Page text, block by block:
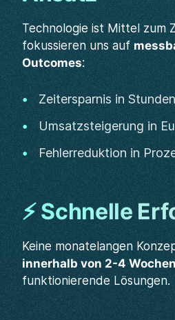
Technologie ist Mittel zum
fokussieren uns auf
Outcomes:
Zeitersparnis in
Umsatzsteigerung in
Fehlerreduktion in
⚡ Schnelle
Keine monatelangen
innerhalb von 2-4 Wochen
funktionierende Lösungen.